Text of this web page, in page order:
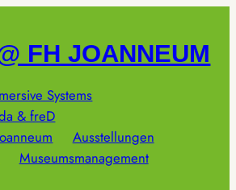
FH JOANNEUM
Systems
& freD
Ausstellungen
Museumsmanagement